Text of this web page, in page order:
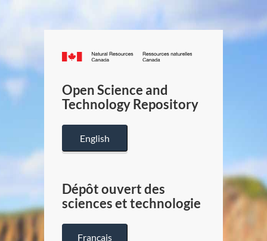
Canada.ca
/
Canada
Open Science and
Technology Repository
English
Dépôt ouvert des
sciences et technologie
Français